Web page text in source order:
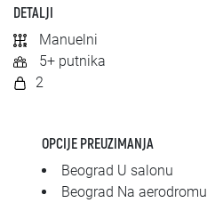
SRPSKI
СРПСКИ
DETALJI
Manuelni
5+ putnika
2
OPCIJE PREUZIMANJA
Beograd U salonu
Beograd Na aerodromu